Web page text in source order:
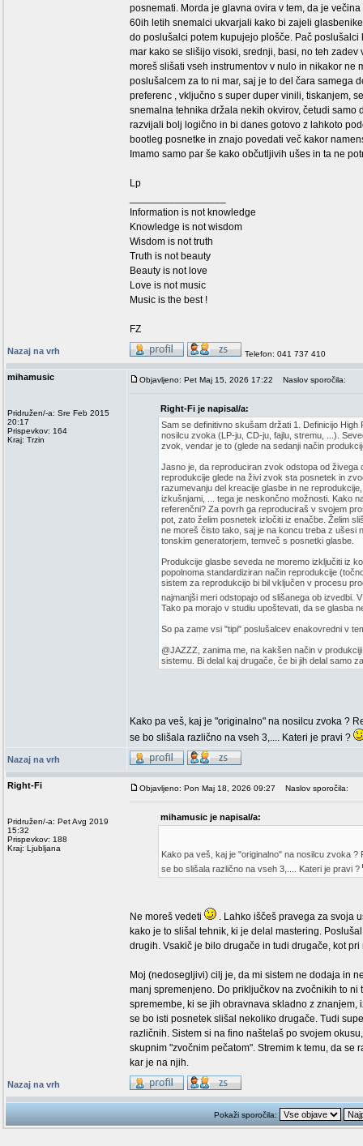
posnemati. Morda je glavna ovira v tem, da je
60ih letih snemalci ukvarjali kako bi zajeli
do poslušalci potem kupujejo plošče. Pač
mar kako se slišijo visoki, srednji, basi, no teh
moreš slišati vseh instrumentov v nulo in nikakor ne
poslušalcem za to ni mar, saj je to del čara samega
preferenc , vključno s super duper vinili, tiskanjem,
snemalna tehnika držala nekih okvirov, četudi
razvijali bolj logično in bi danes gotovo z lahkoto
bootleg posnetke in znajo povedati več kakor
Imamo samo par še kako občutljivih ušes in ta ne
Lp
Information is not knowledge
Knowledge is not wisdom
Wisdom is not truth
Truth is not beauty
Beauty is not love
Love is not music
Music is the best !
FZ
Nazaj na vrh Telefon: 041 737 410
mihamusic
Pridružen/-a: Sre Feb 2015
20:17
Prispevkov: 164
Kraj: Trzin
Objavljeno: Pet Maj 15, 2026 17:22 Naslov sporočila:
Right-Fi je napisal/a:
Sam se definitivno skušam držati 1. Definicijo
nosilcu zvoka (LP-ju, CD-ju, fajlu, stremu, ...).
zvok, vendar je to (glede na sedanji način
Jasno je, da reproduciran zvok odstopa od živega
reprodukcije glede na živi zvok sta posnetek in
razumevanju del kreacije glasbe in ne
izkušnjami, ... tega je neskončno možnosti. Kako
referenčni? Za povrh ga reproduciraš v svojem
pot, zato želim posnetek izločiti iz enačbe. Želim
ne moreš čisto tako, saj je na koncu treba z ušesi
tonskim generatorjem, temveč s posnetki glasbe.
Produkcije glasbe seveda ne moremo izključiti iz
popolnoma standardiziran način reprodukcije
sistem za reprodukcijo bi bil vključen v procesu
najmanjši meri odstopajo od slišanega ob izvedbi.
Tako pa morajo v studiu upoštevati, da se glasba
So pa zame vsi "tipi" poslušalcev enakovredni v
@JAZZZ, zanima me, na kakšen način v
sistemu. Bi delal kaj drugače, če bi jih delal samo
Kako pa veš, kaj je "originalno" na nosilcu zvoka ?
se bo slišala različno na vseh 3,.... Kateri je pravi ?
Nazaj na vrh
Right-Fi
Pridružen/-a: Pet Avg 2019
15:32
Prispevkov: 188
Kraj: Ljubljana
Objavljeno: Pon Maj 18, 2026 09:27 Naslov sporočila:
mihamusic je napisal/a:
Kako pa veš, kaj je "originalno" na nosilcu zvoka
se bo slišala različno na vseh 3,.... Kateri je pravi ?
Ne moreš vedeti
. Lahko iščeš pravega za svoja
kako je to slišal tehnik, ki je delal mastering.
drugih. Vsakič je bilo drugače in tudi drugače, kot pri
Moj (nedosegljivi) cilj je, da mi sistem ne dodaja in
manj spremenjeno. Do priključkov na zvočnikih to
spremembe, ki se jih obravnava skladno z
se bo isti posnetek slišal nekoliko drugače. Tudi
različnih. Sistem si na fino naštelaš po svojem
skupnim "zvočnim pečatom". Stremim k temu, da
kar je na njih.
Nazaj na vrh
Pokaži sporočila: